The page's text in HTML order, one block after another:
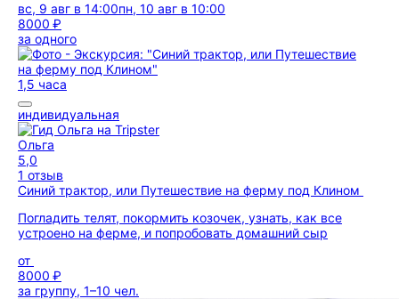
вс, 9 авг в 14:00пн, 10 авг в 10:00
8000 ₽
за одного
1,5 часа
индивидуальная
Ольга
5,0
1 отзыв
Синий трактор, или Путешествие на ферму под Клином
Погладить телят, покормить козочек, узнать, как все
устроено на ферме, и попробовать домашний сыр
от
8000 ₽
за группу, 1–10 чел.